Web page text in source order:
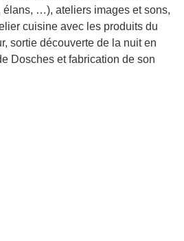
élans, …), ateliers images et sons,
cuisine avec les produits du
sortie découverte de la nuit en
Dosches et fabrication de son